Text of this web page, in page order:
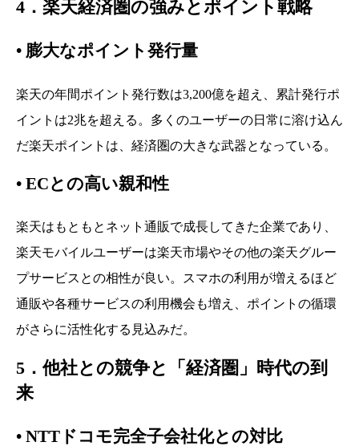
4．楽天経済圏の強みとポイント戦略
• 膨大なポイント発行量
楽天の年間ポイント発行数は3,200億を超え、累計発行ポ
イントは2兆を超える。多くのユーザーの日常に溶け込ん
だ楽天ポイントは、経済圏の大きな武器となっている。
• ECとの高い親和性
楽天はもともとネット通販で成長してきた企業であり、
楽天モバイルユーザーは楽天市場やその他の楽天グルー
プサービスとの相性が良い。スマホの利用が増えるほど
通販や各種サービスの利用機会も増え、ポイントの循環
がさらに活性化する見込みだ。
5．他社との競争と「経済圏」時代の到
来
• NTTドコモ完全子会社化との対比